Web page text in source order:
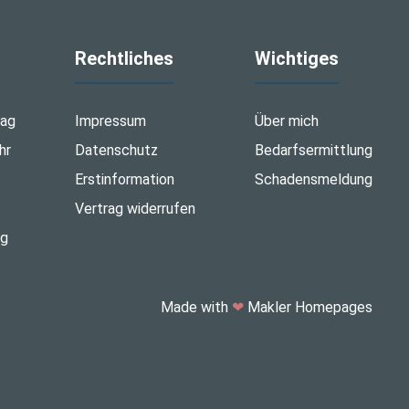
Rechtliches
Impressum
Datenschutz
Erstinformation
Vertrag widerrufen
Wichtiges
Über mich
Bedarfsermittlung
Schadensmeldung
Made with ❤Makler Homepages